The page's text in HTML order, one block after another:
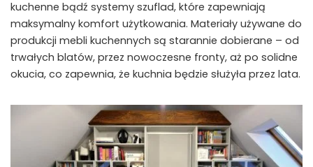
kuchenne bądź systemy szuflad, które zapewniają
maksymalny komfort użytkowania. Materiały używane do
produkcji mebli kuchennych są starannie dobierane – od
trwałych blatów, przez nowoczesne fronty, aż po solidne
okucia, co zapewnia, że kuchnia będzie służyła przez lata.